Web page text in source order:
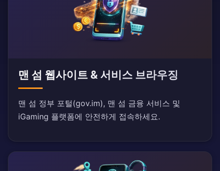
맨 섬 웹사이트 & 서비스 브라우징
맨 섬 정부 포털(gov.im), 맨 섬 금융 서비스 및
iGaming 플랫폼에 안전하게 접속하세요.